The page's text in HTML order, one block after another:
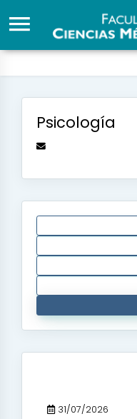
Psicología
31/07/2026